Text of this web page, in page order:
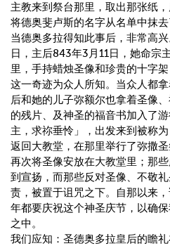
主教来到祭台那里，取出那张纸
将德奥斐卢斯的名字从名单中抹
当德奥多拉得知此事后，非常高
日，主后843年3月11日，她命宗
里，手持蜡烛圣像和珍贵的十字
这一奇迹为众人所知。当众人都
后和她的儿子弥额尔也拿着圣像
的残片、及神圣的福音书加入了
主，求祢垂怜」，出发来到被称
返回大教堂，在那里举行了弥撒
再次将圣像安放在大教堂里；那
到宣扬，而那些反对圣像、不敬
责，被置于诅咒之下。自那以来
年都要庆祝这个神圣庆节，以确
之中。
我们应知：圣德奥多拉皇后的瞻